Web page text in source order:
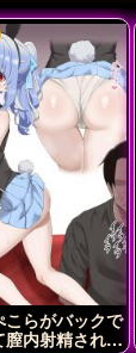
こらがバックで
膣内射精されち